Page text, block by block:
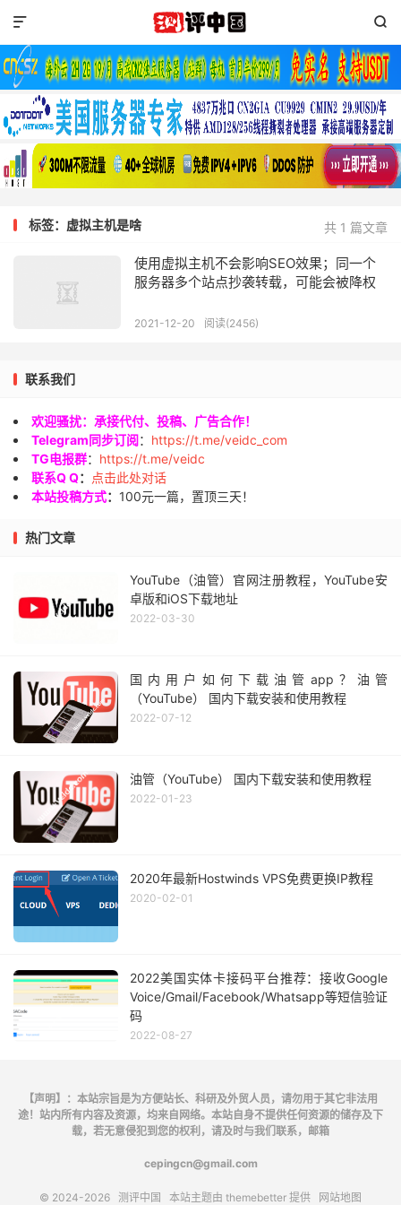


共 1 篇文章
标签：虚拟主机是啥
使用虚拟主机不会影响SEO效果；同一个
服务器多个站点抄袭转载，可能会被降权
2021-12-20 阅读(2456)
联系我们
欢迎骚扰：承接代付、投稿、广告合作！
Telegram同步订阅： https://t.me/veidc_com
TG电报群： https://t.me/veidc
联系Q Q：
点击此处对话
本站投稿方式： 100元一篇，置顶三天！
热门文章
YouTube（油管）官网注册教程，YouTube安
卓版和iOS下载地址
2022-03-30
国内用户如何下载油管app？油管
（YouTube） 国内下载安装和使用教程
2022-07-12
油管（YouTube） 国内下载安装和使用教程
2022-01-23
2020年最新Hostwinds VPS免费更换IP教程
2020-02-01
2022美国实体卡接码平台推荐：接收Google
Voice/Gmail/Facebook/Whatsapp等短信验证
码
2022-08-27
【声明】：本站宗旨是为方便站长、科研及外贸人员，请勿用于其它非法用
途！站内所有内容及资源，均来自网络。本站自身不提供任何资源的储存及下
载，若无意侵犯到您的权利，请及时与我们联系，邮箱
cepingcn@gmail.com
© 2024-2026 测评中国 本站主题由 themebetter 提供 网站地图